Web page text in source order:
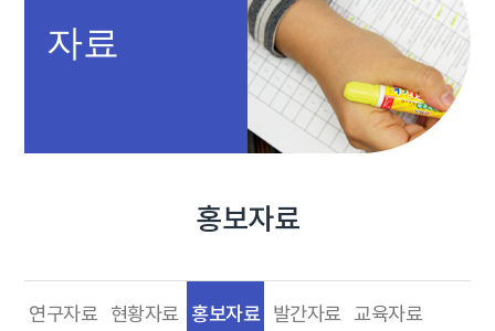
자료
홍보자료
연구자료 현황자료 홍보자료 발간자료 교육자료